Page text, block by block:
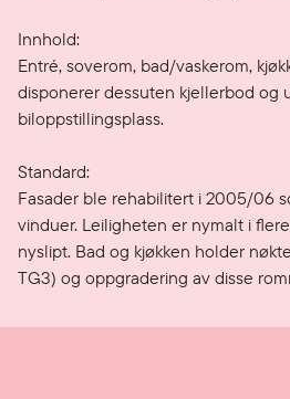
Innhold:
Entré, soverom, bad/vaskerom,
disponerer dessuten kjellerbod og
biloppstillingsplass.
Standard:
Fasader ble rehabilitert i 2005/06
vinduer. Leiligheten er nymalt i
nyslipt. Bad og kjøkken holder
TG3) og oppgradering av disse